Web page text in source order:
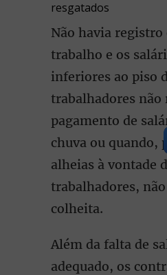
resgatados
Não havia registro
trabalho e os
inferiores ao piso
trabalhadores não
pagamento de
chuva ou quando,
alheias à vontade
trabalhadores,
colheita.
Além da falta de
adequado, os